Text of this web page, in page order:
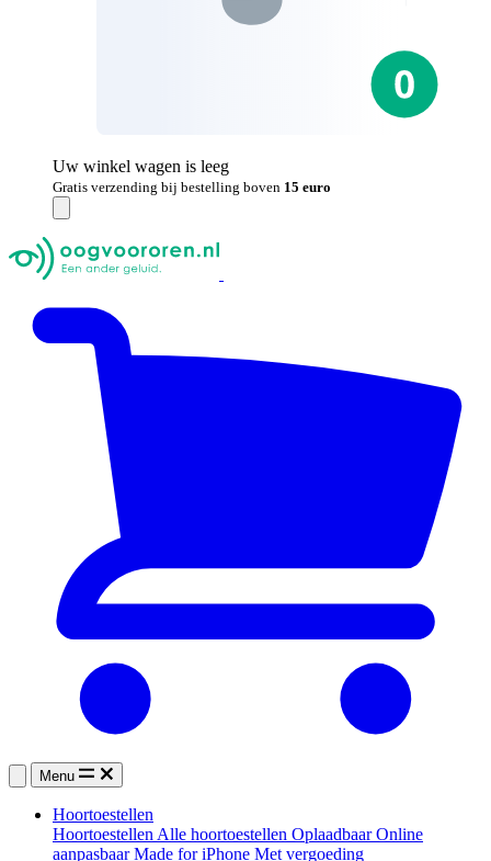
Uw winkel wagen is leeg
Gratis verzending bij bestelling boven 15 euro
Menu
Hoortoestellen
HoortoestellenAlle hoortoestellen OplaadbaarOnline
aanpasbaarMade for iPhone Met vergoeding